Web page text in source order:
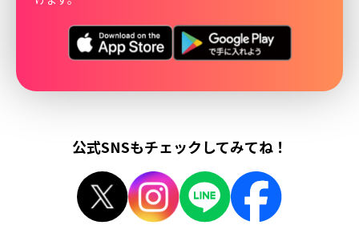
公式SNSもチェックしてみてね！